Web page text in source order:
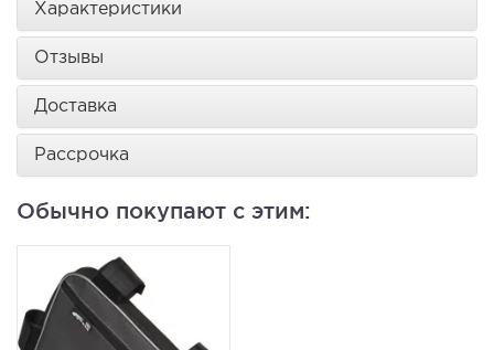
Характеристики
Отзывы
Доставка
Рассрочка
Обычно покупают с этим: